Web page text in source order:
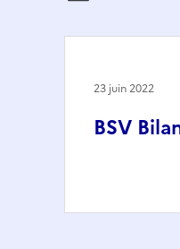
BSV
23 juin 2022